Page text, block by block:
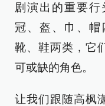
剧演出的重要
冠、盔、巾、
靴、鞋两类，它
可或缺的角色。
让我们跟随高枫